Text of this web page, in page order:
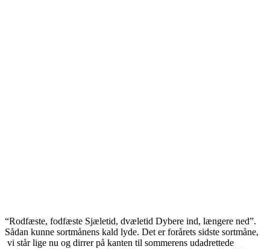
“Rodfæste, fodfæste Sjæletid, dvæletid Dybere ind, længere ned”.
Sådan kunne sortmånens kald lyde. Det er forårets sidste sortmåne,
vi står lige nu og dirrer på kanten til sommerens udadrettede